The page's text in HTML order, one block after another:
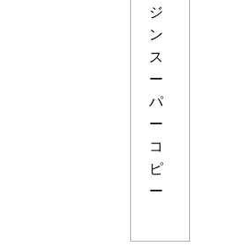
ジ
ン
ス
ー
パ
ー
コ
ピ
ー